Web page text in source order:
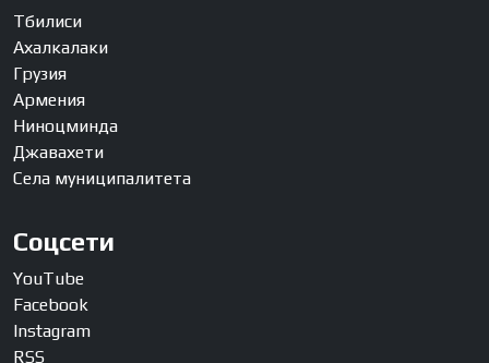
Тбилиси
Ахалкалаки
Грузия
Армения
Ниноцминда
Джавахети
Села муниципалитета
Соцсети
YouTube
Facebook
Instagram
RSS